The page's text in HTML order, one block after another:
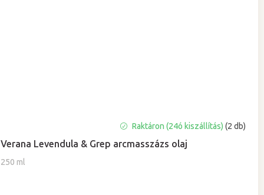
Verana Levendula & Grep arcmasszázs olaj
250 ml
Raktáron (24ó kiszállítás) (2 db)